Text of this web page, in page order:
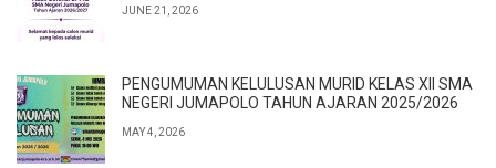
JUNE 21, 2026
PENGUMUMAN KELULUSAN MURID KELAS XII SMA
NEGERI JUMAPOLO TAHUN AJARAN 2025/2026
MAY 4, 2026